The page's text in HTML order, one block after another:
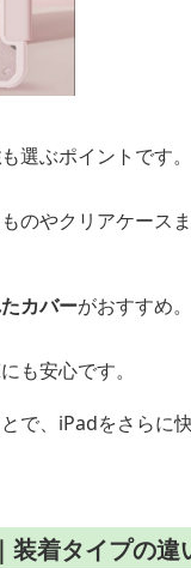
も選ぶポイントです。
のやクリアケース
カバーがおすすめ。
も安心です。
で、iPadをさらに
着タイプの違